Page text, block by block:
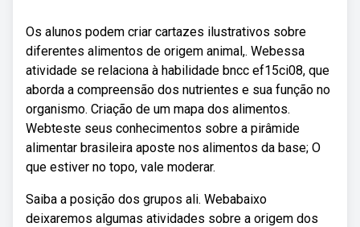
Os alunos podem criar cartazes ilustrativos sobre
diferentes alimentos de origem animal,. Webessa
atividade se relaciona à habilidade bncc ef15ci08, que
aborda a compreensão dos nutrientes e sua função no
organismo. Criação de um mapa dos alimentos.
Webteste seus conhecimentos sobre a pirâmide
alimentar brasileira aposte nos alimentos da base; O
que estiver no topo, vale moderar.
Saiba a posição dos grupos ali. Webabaixo
deixaremos algumas atividades sobre a origem dos